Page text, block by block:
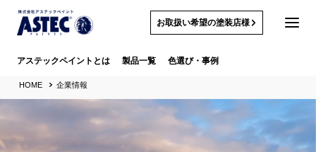
アステックペイントとは 製品一覧 色選び・事例
お取扱い希望の塗装店様
HOME 企業情報